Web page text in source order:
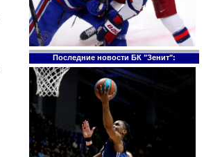
Последние новости БК "Зенит":